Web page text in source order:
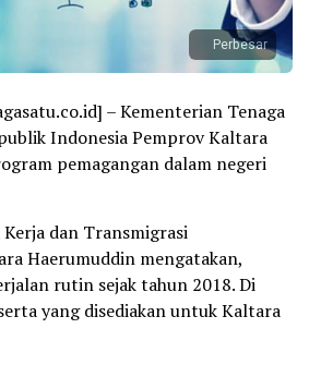
Perbesar
– Kementerian Tenaga
Indonesia Pemprov Kaltara
pemagangan dalam negeri
Kerja dan Transmigrasi
Haerumuddin mengatakan,
rutin sejak tahun 2018. Di
yang disediakan untuk Kaltara